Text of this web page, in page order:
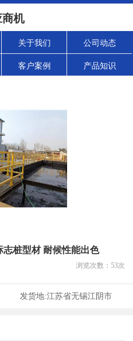
机
关于我们 公司动态
客户案例 产品知识
桩型材 耐候性能出色
浏览次数： 53次
发货地:江苏省无锡江阴市